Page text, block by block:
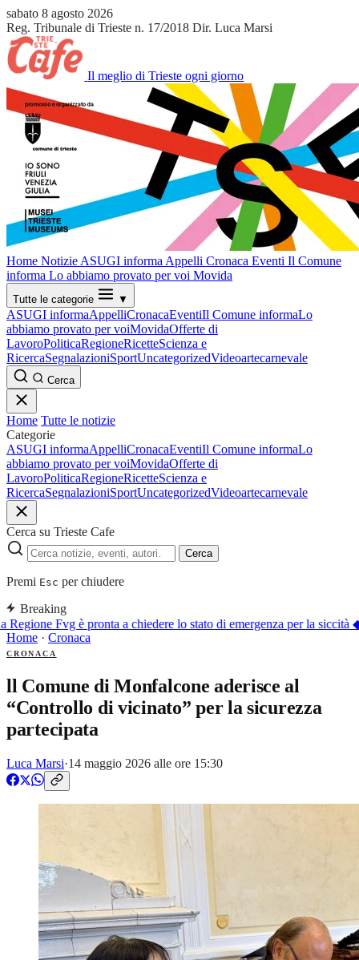
sabato 8 agosto 2026
Reg. Tribunale di Trieste n. 17/2018 Dir. Luca Marsi
Il meglio di Trieste ogni giorno
Home Notizie ASUGI informa Appelli Cronaca Eventi Il Comune
informa Lo abbiamo provato per voi Movida
Tutte le categorie ▼
ASUGI informaAppelliCronacaEventiIl Comune informaLo
abbiamo provato per voiMovidaOfferte di
LavoroPoliticaRegioneRicetteScienza e
RicercaSegnalazioniSportUncategorizedVideoartecarnevale
Cerca
Home Tutte le notizie
Categorie
ASUGI informaAppelliCronacaEventiIl Comune informaLo
abbiamo provato per voiMovidaOfferte di
LavoroPoliticaRegioneRicetteScienza e
RicercaSegnalazioniSportUncategorizedVideoartecarnevale
Cerca su Trieste Cafe
Cerca
Premi Esc per chiudere
Breaking
Regione Fvg è pronta a chiedere lo stato di emergenza per la siccità ◆
Home · Cronaca
CRONACA
ll Comune di Monfalcone aderisce al
“Controllo di vicinato” per la sicurezza
partecipata
Luca Marsi·14 maggio 2026 alle ore 15:30